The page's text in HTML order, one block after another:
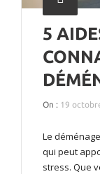
5
On : 19
Le
qui peut
stress. Que